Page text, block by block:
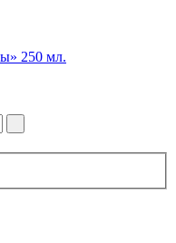
250 мл.